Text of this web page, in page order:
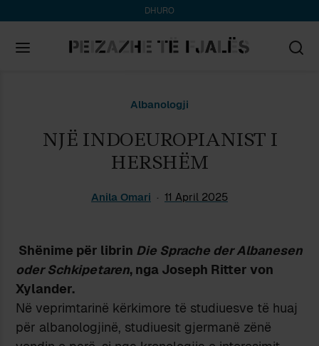
DHURO
Albanologji
NJË INDOEUROPIANIST I
HERSHËM
Anila Omari 11 April 2025
Shënime për librin Die Sprache der Albanesen
oder Schkipetaren, nga Joseph Ritter von
Xylander.
Në veprimtarinë kërkimore të studiuesve të huaj
për albanologjinë, studiuesit gjermanë zënë